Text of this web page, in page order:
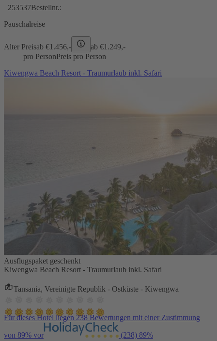
253537Bestellnr.:
Pauschalreise
Alter Preisab €1.456,- ab €1.249,-
pro PersonPreis pro Person
Kiwengwa Beach Resort - Traumurlaub inkl. Safari
Ausflugspaket geschenkt
Kiwengwa Beach Resort - Traumurlaub inkl. Safari
Tansania, Vereinigte Republik - Ostküste - Kiwengwa
Für dieses Hotel liegen 238 Bewertungen mit einer Zustimmung
von 89% vor (238) 89%